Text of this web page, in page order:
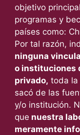
objetivo
programas y
países como:
Por tal razón,
ninguna
o instituciones
privado, toda la
sacó de las
y/o institución.
que nuestra
meramente